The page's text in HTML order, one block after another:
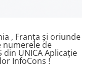
, Franța și oriunde
numerele de
din UNICA Aplicație
InfoCons !